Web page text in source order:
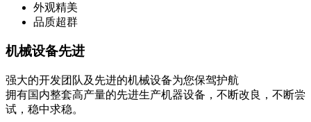
外观精美
品质超群
机械设备先进
强大的开发团队及先进的机械设备为您保驾护航
拥有国内整套高产量的先进生产机器设备，不断改良，不断尝
试，稳中求稳。